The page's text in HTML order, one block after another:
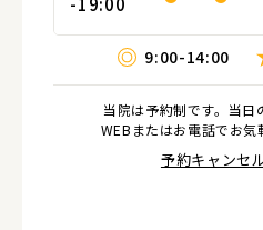
9:00-14:00
当院は予約制です。当日
WEBまたはお電話でお気
予約キャンセ